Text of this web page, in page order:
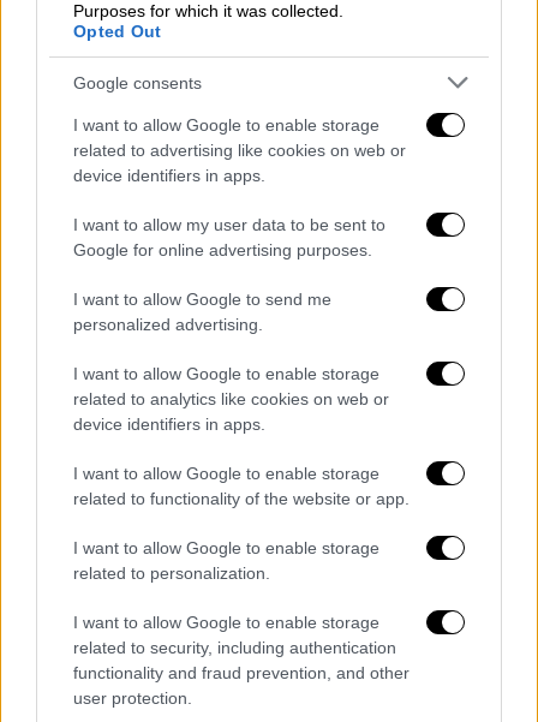
Purposes for which it was collected.
Opted Out
Google consents
I want to allow Google to enable storage
related to advertising like cookies on web or
device identifiers in apps.
I want to allow my user data to be sent to
Google for online advertising purposes.
I want to allow Google to send me
personalized advertising.
I want to allow Google to enable storage
related to analytics like cookies on web or
device identifiers in apps.
I want to allow Google to enable storage
related to functionality of the website or app.
I want to allow Google to enable storage
related to personalization.
I want to allow Google to enable storage
related to security, including authentication
functionality and fraud prevention, and other
user protection.